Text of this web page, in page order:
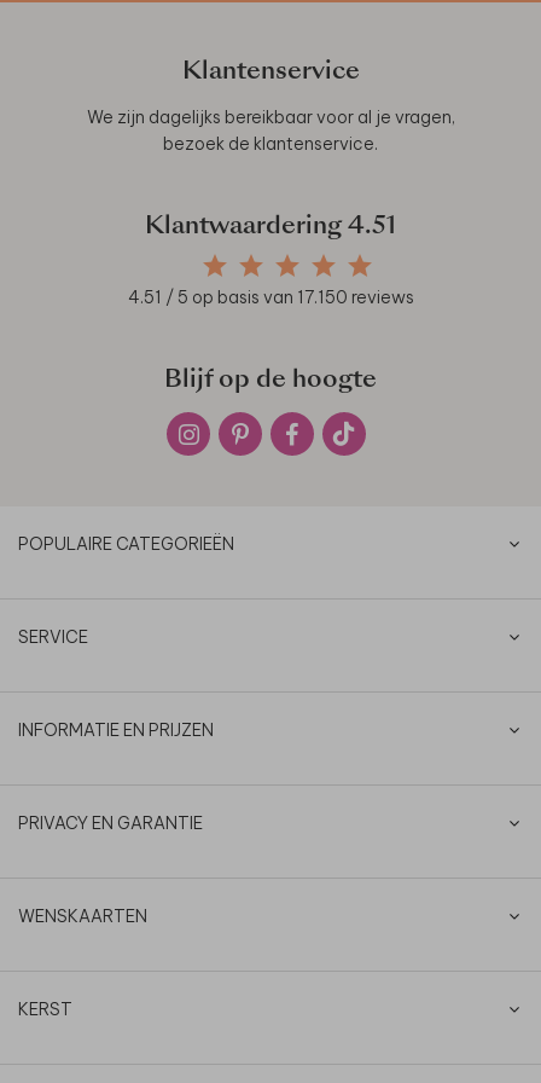
Klantenservice
We zijn dagelijks bereikbaar voor al je vragen,
bezoek de klantenservice.
Klantwaardering 4.51
4.51 / 5 op basis van 17.150 reviews
Blijf op de hoogte
POPULAIRE CATEGORIEËN
SERVICE
INFORMATIE EN PRIJZEN
PRIVACY EN GARANTIE
WENSKAARTEN
KERST